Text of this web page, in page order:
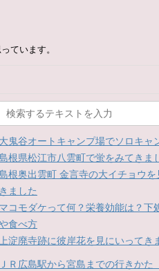
ています。
大鬼谷オートキャンプ場でソロキャ
根県松江市八雲町で蛍をみてきま
根奥出雲町 金言寺の大イチョウを
きました
マコモダケって何？栄養効能は？下
食べ方
上淀廃寺跡に彼岸花を見にいってき
ＪＲ広島駅から宮島までの行きか